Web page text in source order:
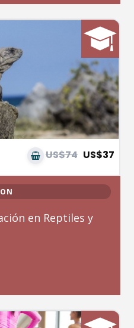
US$74 US$37
en Reptiles y